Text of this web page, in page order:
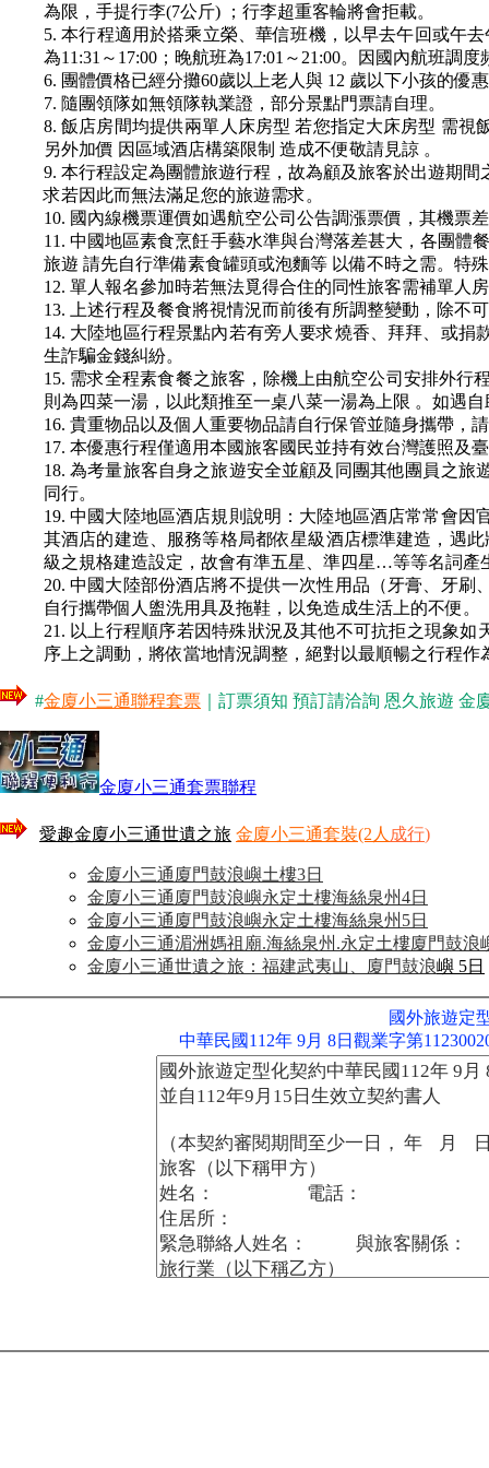
為限，手提行李(7公斤) ；行李超重客輪將會拒載。
5. 本行程適用於搭乘立榮、華信班機，以早去午回或午
為11:31～17:00；晚航班為17:01～21:00。因國內航班調
6. 團體價格已經分攤60歲以上老人與 12 歲以下小孩的優
7. 隨團領隊如無領隊執業證，部分景點門票請自理。
8. 飯店房間均提供兩單人床房型 若您指定大床房型 需
另外加價 因區域酒店構築限制 造成不便敬請見諒 。
9. 本行程設定為團體旅遊行程，故為顧及旅客於出遊期
求若因此而無法滿足您的旅遊需求。
10. 國內線機票運價如遇航空公司公告調漲票價，其機票
11. 中國地區素食烹飪手藝水準與台灣落差甚大，各團體
旅遊 請先自行準備素食罐頭或泡麵等 以備不時之需。特
12. 單人報名參加時若無法覓得合住的同性旅客需補單人
13. 上述行程及餐食將視情況而前後有所調整變動，除不
14. 大陸地區行程景點內若有旁人要求燒香、拜拜、或
生詐騙金錢糾紛。
15. 需求全程素食餐之旅客，除機上由航空公司安排外行
則為四菜一湯，以此類推至一桌八菜一湯為上限 。如遇
16. 貴重物品以及個人重要物品請自行保管並隨身攜帶，
17. 本優惠行程僅適用本國旅客國民並持有效台灣護照及
18. 為考量旅客自身之旅遊安全並顧及同團其他團員之
同行。
19. 中國大陸地區酒店規則說明：大陸地區酒店常常會
其酒店的建造、服務等格局都依星級酒店標準建造，遇
級之規格建造設定，故會有準五星、準四星…等等名詞產
20. 中國大陸部份酒店將不提供一次性用品（牙膏、牙
自行攜帶個人盥洗用具及拖鞋，以免造成生活上的不便。
21. 以上行程順序若因特殊狀況及其他不可抗拒之現象
序上之調動，將依當地情況調整，絕對以最順暢之行程作
#金廈小三通聯程套票 ｜訂票須知 預訂請洽詢 恩久旅遊 金
金廈小三通套票聯程
愛趣金廈小三通世遺之旅 金廈小三通套裝(2人 成行)
金廈小三通廈門鼓浪嶼土樓3日
金廈小三通廈門鼓浪嶼永定土樓海絲泉州4日
金廈小三通廈門鼓浪嶼永定土樓海絲泉州5日
金廈小三通湄洲媽祖廟.海絲泉州.永定土樓廈門鼓浪
金廈小三通世遺之旅：福建武夷山、廈門鼓浪嶼 5日
國外旅遊定
中華民國112年 9月 8日觀業字第